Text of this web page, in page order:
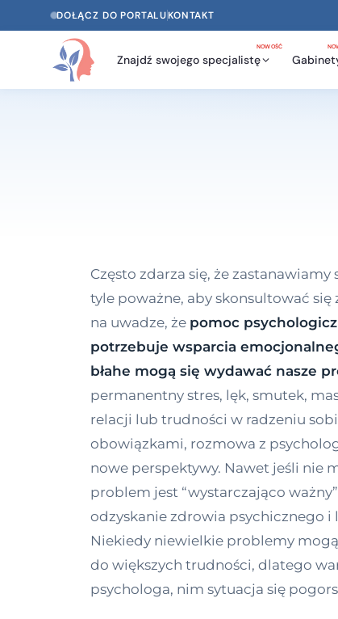
DOŁĄCZ DO PORTALUKONTAKT
Znajdź swojego specjalistę
NOWOŚĆ
Często zdarza się, że zastanawiamy
tyle poważne, aby skonsultować
na uwadze, że pomoc
potrzebuje wsparcia
błahe mogą się wydawać nasze
permanentny stres, lęk, smutek,
relacji lub trudności w radzeniu
obowiązkami, rozmowa z
nowe perspektywy. Nawet jeśli nie
problem jest “wystarczająco
odzyskanie zdrowia psychicznego i
Niekiedy niewielkie problemy
do większych trudności, dlatego
psychologa, nim sytuacja się